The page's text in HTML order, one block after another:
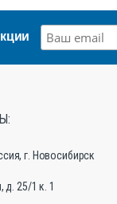
г. Новосибирск
д. 25/1 к. 1